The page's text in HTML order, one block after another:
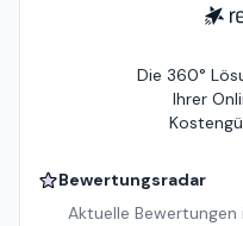
Die 360°
Ihrer
Bewertungsradar
Aktuelle Bewertungen